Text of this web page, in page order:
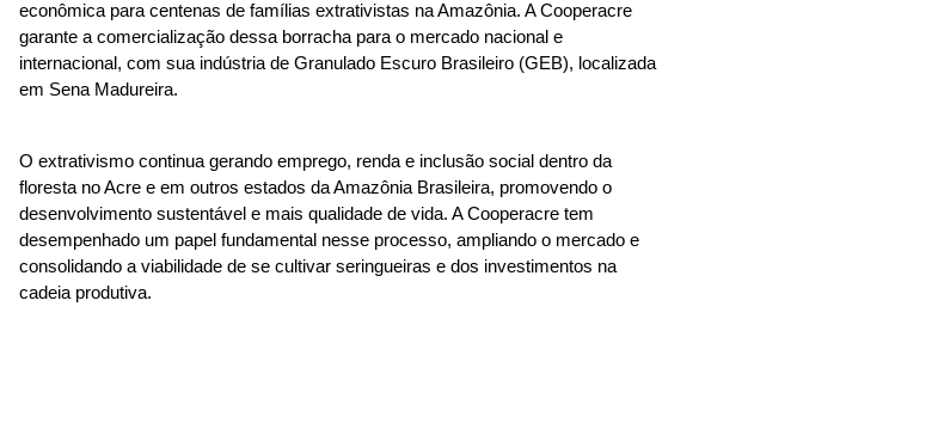
econômica para centenas de famílias extrativistas na Amazônia. A Cooperacre
garante a comercialização dessa borracha para o mercado nacional e
internacional, com sua indústria de Granulado Escuro Brasileiro (GEB), localizada
em Sena Madureira.
O extrativismo continua gerando emprego, renda e inclusão social dentro da
floresta no Acre e em outros estados da Amazônia Brasileira, promovendo o
desenvolvimento sustentável e mais qualidade de vida. A Cooperacre tem
desempenhado um papel fundamental nesse processo, ampliando o mercado e
consolidando a viabilidade de se cultivar seringueiras e dos investimentos na
cadeia produtiva.